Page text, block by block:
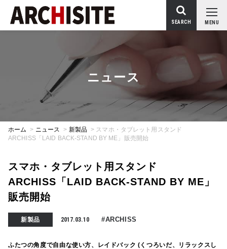
MENU
SEARCH
ニュース
ホーム > ニュース > 新製品 > スマホ・タブレット用スタンド
ARCHISS「LAID BACK-STAND BY ME」販売開始
スマホ・タブレット用スタンド
ARCHISS「LAID BACK-STAND BY ME」
販売開始
新製品 2017.03.10 #ARCHISS
ふたつの角度で自由な使い方、レイドバック (くつろいだ、リラックスし